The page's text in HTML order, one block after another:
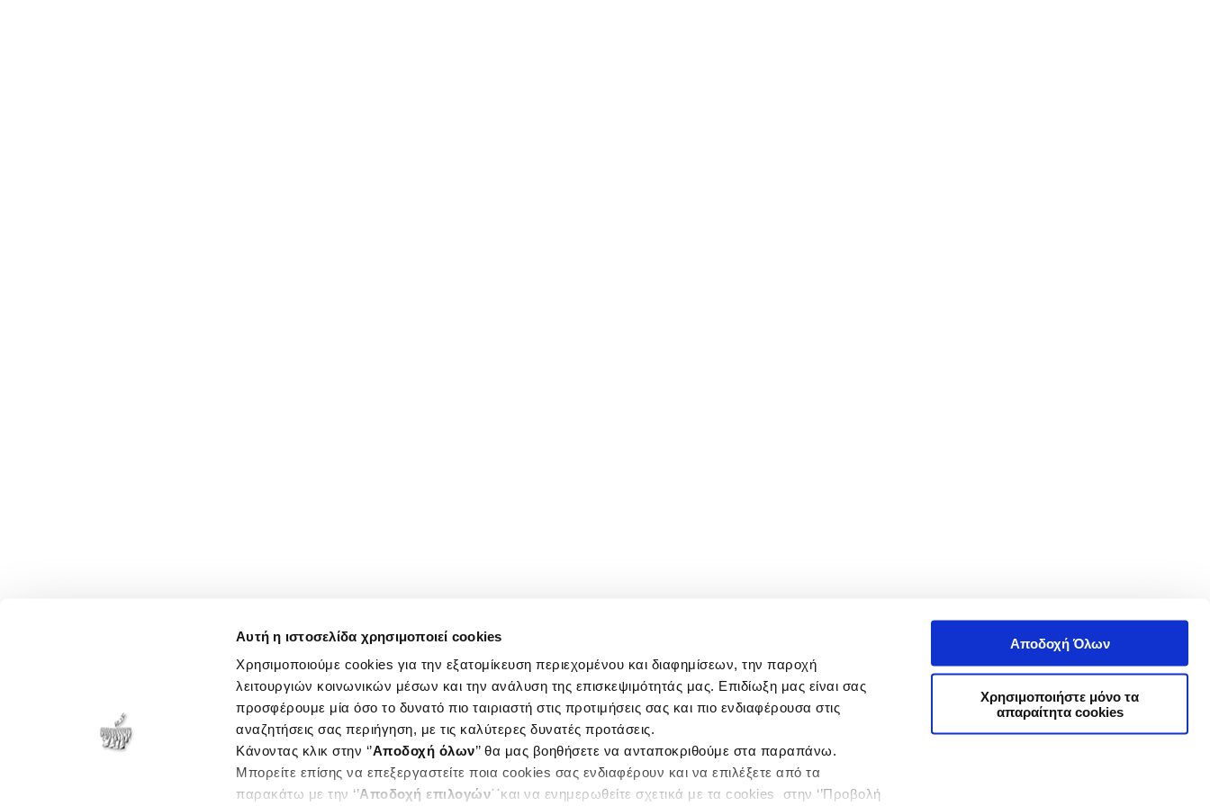
Αυτή η ιστοσελίδα χρησιμοποιεί cookies
Χρησιμοποιούμε cookies για την εξατομίκευση περιεχομένου και διαφημίσεων, την παροχή
λειτουργιών κοινωνικών μέσων και την ανάλυση της επισκεψιμότητάς μας. Επιδίωξη μας είναι σας
προσφέρουμε μία όσο το δυνατό πιο ταιριαστή στις προτιμήσεις σας και πιο ενδιαφέρουσα στις
αναζητήσεις σας περιήγηση, με τις καλύτερες δυνατές προτάσεις.
Κάνοντας κλικ στην ‘’Αποδοχή όλων’’ θα μας βοηθήσετε να ανταποκριθούμε στα παραπάνω.
Μπορείτε επίσης να επεξεργαστείτε ποια cookies σας ενδιαφέρουν και να επιλέξετε από τα
παρακάτω με την ‘’Αποδοχή επιλογών΄΄και να ενημερωθείτε σχετικά με τα cookies στην ‘’Προβολή
Αποδοχή Όλων
Χρησιμοποιήστε μόνο τα
απαραίτητα cookies